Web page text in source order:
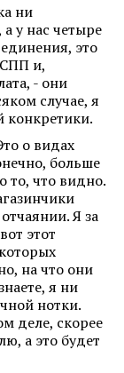
ни
у нас четыре
это
и,
- они
случае, я
конкретики.
о видах
больше
то, что видно.
Я за
этот
на что они
я ни
нотки.
деле, скорее
а это будет